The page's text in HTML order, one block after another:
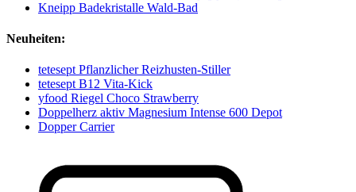
Kneipp Badekristalle Wald-Bad
Neuheiten:
tetesept Pflanzlicher Reizhusten-Stiller
tetesept B12 Vita-Kick
yfood Riegel Choco Strawberry
Doppelherz aktiv Magnesium Intense 600 Depot
Dopper Carrier